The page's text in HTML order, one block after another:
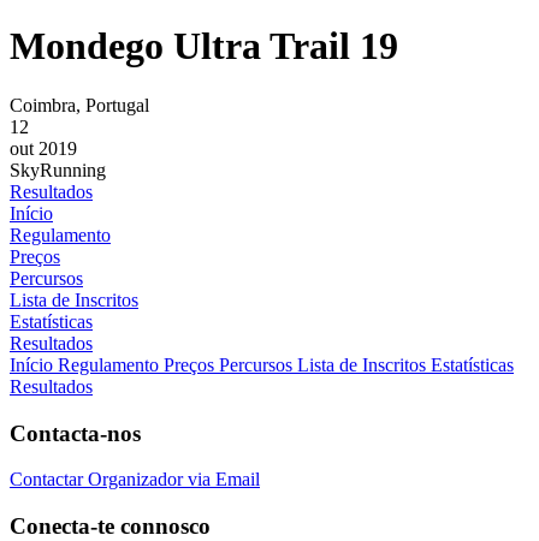
Mondego Ultra Trail 19
Coimbra, Portugal
12
out 2019
SkyRunning
Resultados
Início
Regulamento
Preços
Percursos
Lista de Inscritos
Estatísticas
Resultados
Início Regulamento Preços Percursos Lista de Inscritos Estatísticas
Resultados
Contacta-nos
Contactar Organizador via Email
Conecta-te connosco